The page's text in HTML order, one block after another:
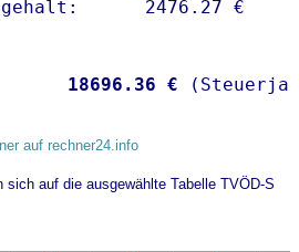
18696.36 €
auf rechner24.info
sich auf die ausgewählte Tabelle TVÖD-S